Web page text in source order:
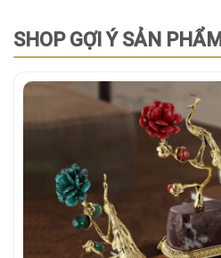
SHOP GỢI Ý SẢN PHẨM